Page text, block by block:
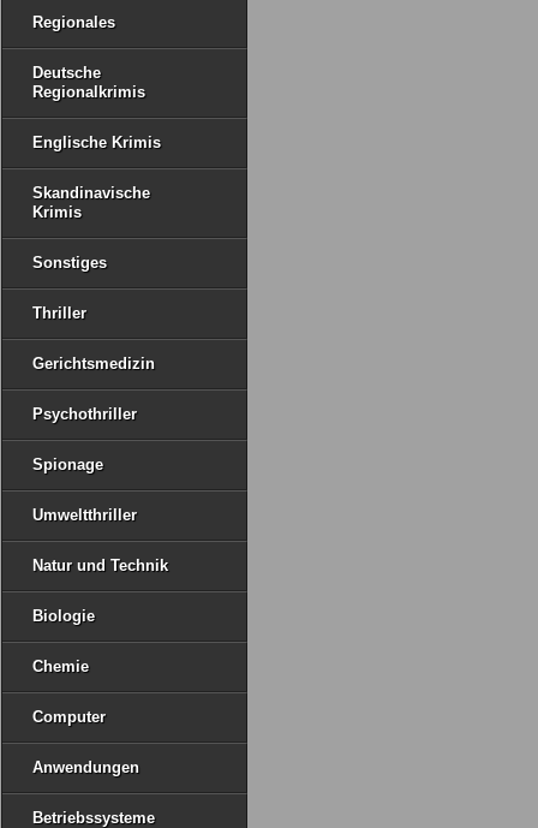
Regionales
Deutsche
Regionalkrimis
Englische Krimis
Skandinavische
Krimis
Sonstiges
Thriller
Gerichtsmedizin
Psychothriller
Spionage
Umweltthriller
Natur und Technik
Biologie
Chemie
Computer
Anwendungen
Betriebssysteme